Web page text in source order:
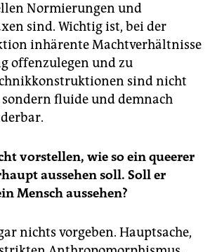
Normierungen und
sind. Wichtig ist, bei der
inhärente Machtverhältnisse
offenzulegen und zu
sind nicht
sondern fluide und demnach
vorstellen, wie so ein queerer
aussehen soll. Soll er
Mensch aussehen?
nichts vorgeben. Hauptsache,